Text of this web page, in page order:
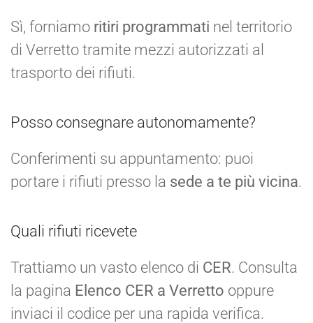
Sì, forniamo ritiri programmati nel territorio
di Verretto tramite mezzi autorizzati al
trasporto dei rifiuti.
Posso consegnare autonomamente?
Conferimenti su appuntamento: puoi
portare i rifiuti presso la sede a te più vicina.
Quali rifiuti ricevete
Trattiamo un vasto elenco di CER. Consulta
la pagina Elenco CER a Verretto oppure
inviaci il codice per una rapida verifica.